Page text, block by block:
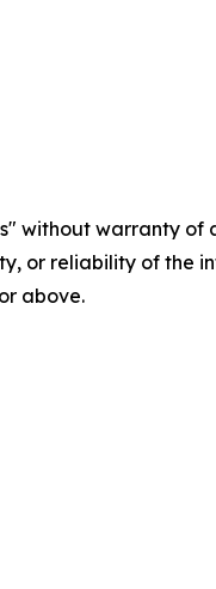
without warranty
or reliability of
above.